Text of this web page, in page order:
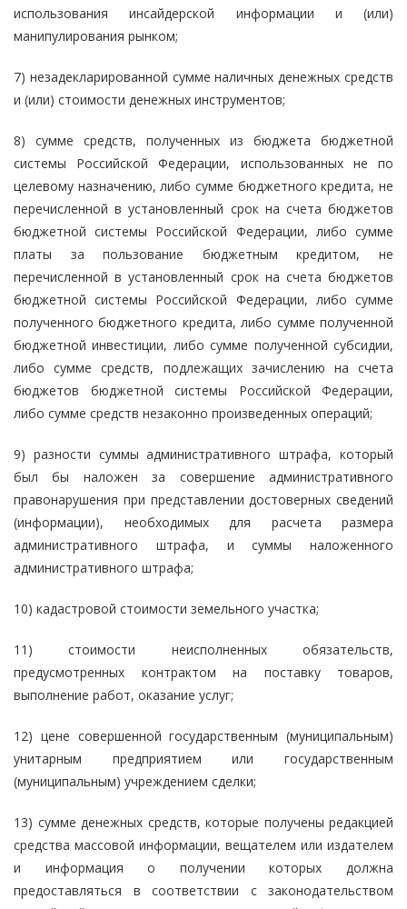
использования инсайдерской информации и (или)
манипулирования рынком;
7) незадекларированной сумме наличных денежных средств
и (или) стоимости денежных инструментов;
8) сумме средств, полученных из бюджета бюджетной
системы Российской Федерации, использованных не по
целевому назначению, либо сумме бюджетного кредита, не
перечисленной в установленный срок на счета бюджетов
бюджетной системы Российской Федерации, либо сумме
платы за пользование бюджетным кредитом, не
перечисленной в установленный срок на счета бюджетов
бюджетной системы Российской Федерации, либо сумме
полученного бюджетного кредита, либо сумме полученной
бюджетной инвестиции, либо сумме полученной субсидии,
либо сумме средств, подлежащих зачислению на счета
бюджетов бюджетной системы Российской Федерации,
либо сумме средств незаконно произведенных операций;
9) разности суммы административного штрафа, который
был бы наложен за совершение административного
правонарушения при представлении достоверных сведений
(информации), необходимых для расчета размера
административного штрафа, и суммы наложенного
административного штрафа;
10) кадастровой стоимости земельного участка;
11) стоимости неисполненных обязательств,
предусмотренных контрактом на поставку товаров,
выполнение работ, оказание услуг;
12) цене совершенной государственным (муниципальным)
унитарным предприятием или государственным
(муниципальным) учреждением сделки;
13) сумме денежных средств, которые получены редакцией
средства массовой информации, вещателем или издателем
и информация о получении которых должна
предоставляться в соответствии с законодательством